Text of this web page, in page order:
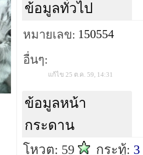
ข้อมูลทั่วไป
หมายเลข: 150554
อื่นๆ:
แก้ไข 25 ต.ค. 59, 14:31
ข้อมูลหน้า
กระดาน
โหวต: 59 กระทู้: 3